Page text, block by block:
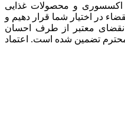
اکسسوری و محصولات غذایی
در اختیار شما قرار دهیم و
انقضای معتبر از طرف احسان
تضمین شده است. اعتماد